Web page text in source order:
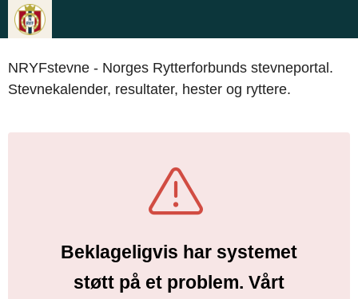
NRYFstevne - Norges Rytterforbunds stevneportal.
Stevnekalender, resultater, hester og ryttere.
Beklageligvis har systemet
støtt på et problem. Vårt